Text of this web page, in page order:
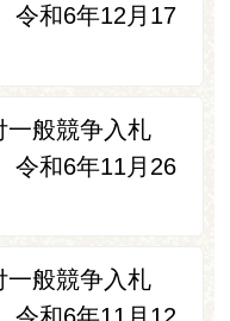
令和6年12月17
一般競争入札
令和6年11月26
一般競争入札